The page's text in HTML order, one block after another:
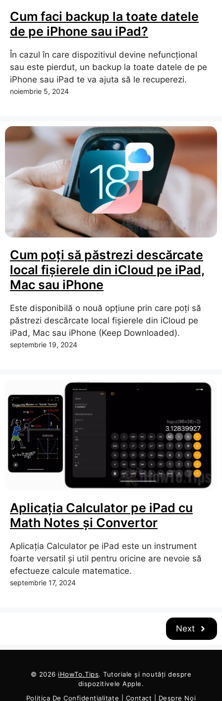
Cum faci backup la toate datele
de pe iPhone sau iPad?
În cazul în care dispozitivul devine nefuncțional
sau este pierdut, un backup la toate datele de pe
iPhone sau iPad te va ajuta să le recuperezi.
noiembrie 5, 2024
Cum poți să păstrezi descărcate
local fișierele din iCloud pe iPad,
Mac sau iPhone
Este disponibilă o nouă opțiune prin care poți să
păstrezi descărcate local fișierele din iCloud pe
iPad, Mac sau iPhone (Keep Downloaded).
septembrie 19, 2024
Aplicația Calculator pe iPad cu
Math Notes și Convertor
Aplicația Calculator pe iPad este un instrument
foarte versatil și util pentru oricine are nevoie să
efectueze calcule matematice.
septembrie 17, 2024
Next
© 2026 iHowTo.Tips. Tutoriale și noutăți despre
dispozitivele Apple.
Politica De Confidențialitate
Contact Despre Noi